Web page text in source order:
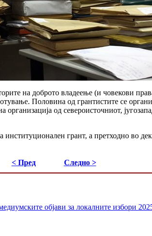
на доброто владеење (и човекови
Половина од грантистите се
од североисточниот,
грант, а претходно во
< Пред Следно >
објави за локалните избори